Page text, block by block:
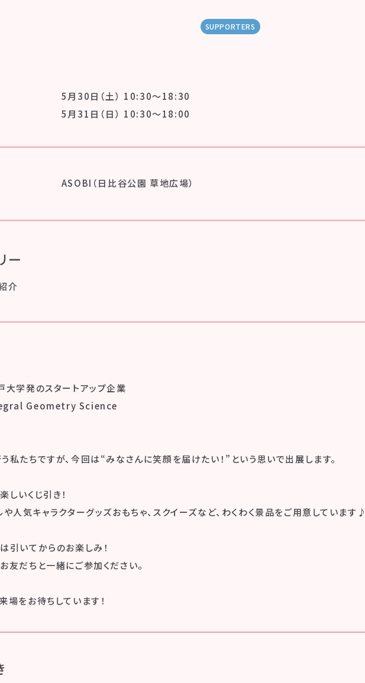
SUPPORTERS
5月30日（土） 10:30〜18:30
5月31日（日） 10:30〜18:00
ASOBI（日比谷公園 草地広場）
ー
介
大学発のスタートアップ企業
Geometry Science
私たちですが、今回は“みなさんに笑顔を届けたい！”という思いで出展します。
しいくじ引き！
や人気キャラクターグッズおもちゃ、スクイーズなど、わくわく景品をご用意しています
引いてからのお楽しみ！
友だちと一緒にご参加ください。
場をお待ちしています！